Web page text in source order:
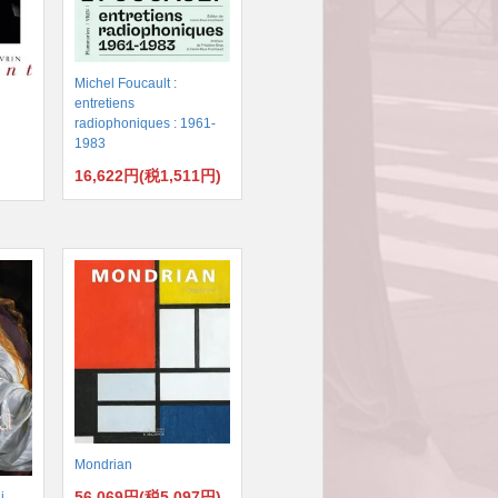
Michel Foucault :
entretiens
radiophoniques : 1961-
1983
16,622円(税1,511円)
Mondrian